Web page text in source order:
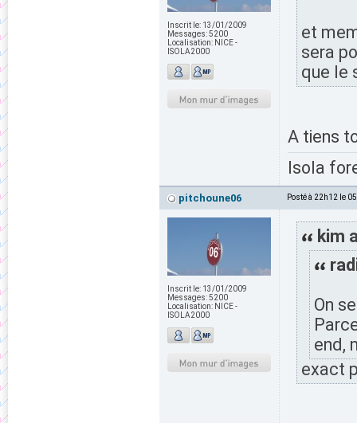
Inscrit le: 13/01/2009
Messages:5200
Localisation: NICE -
ISOLA2000
et
sera
que le
A tiens
Isola
pitchoune06 Posté à 22h12 le
Inscrit le: 13/01/2009
Messages:5200
Localisation: NICE -
ISOLA2000
kim
On
end,
exact